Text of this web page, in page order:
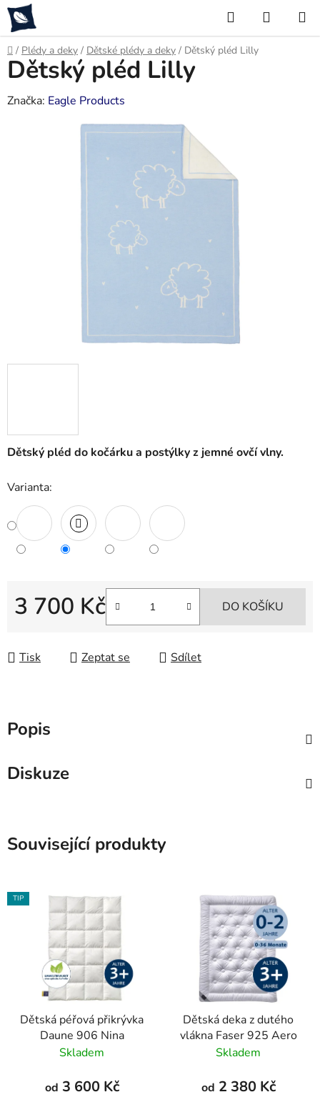
Přejít
na
obsah
Hledat
KOŠÍK
Domů
/ Plédy a deky / Dětské plédy a deky / Dětský pléd Lilly
Dětský pléd do kočárku a postýlky z jemné ovčí vlny.
Varianta:
3 700 Kč DO KOŠÍKU
Tisk Zeptat se Sdílet
Dětský pléd Lilly
Značka: Eagle Products
Popis
Diskuze
Související produkty
TIP
Dětská péřová přikrývka
Daune 906 Nina
Skladem
od 3 600 Kč
Dětská deka z dutého
vlákna Faser 925 Aero
Skladem
od 2 380 Kč